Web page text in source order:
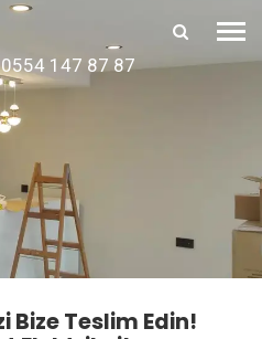
147 87 87
Bize Teslim Edin!